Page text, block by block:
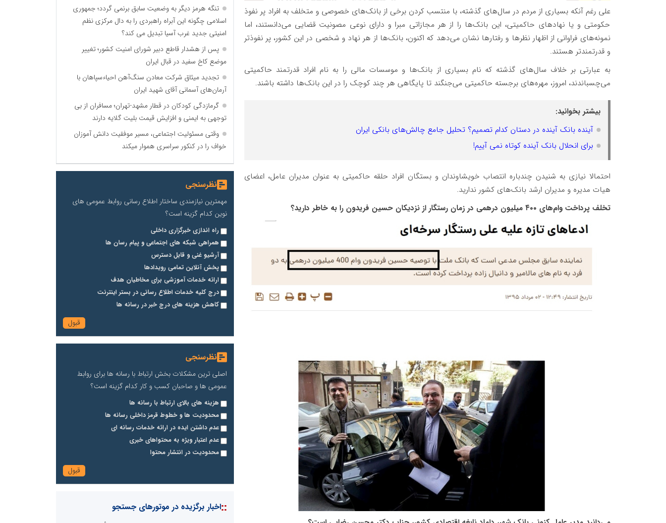
علی رغم آنکه بسیاری از مردم در سال‌های گذشته، با منتسب کردن برخی از بانک‌های خصوصی و متخلف به افراد پر نفوذ
حکومتی و یا نهاد‌های حاکمیتی، این بانک‌ها را از هر مجازاتی مبرا و دارای نوعی مصونیت قضایی می‌دانستند، اما
نمونه‌های فراوانی از اظهار نظر‌ها و رفتار‌ها نشان می‌دهد که اکنون، بانک‌ها از هر نهاد و شخصی در این کشور، پر نفوذ‌تر
و قدرتمند‌تر هستند.
به عبارتی بر خلاف سال‌های گذشته که نام بسیاری از بانک‌ها و موسسات مالی را به نام افراد قدرتمند حاکمیتی
می‌چسباندند، امروز، مهره‌های برجسته حاکمیتی می‌جنگند تا پایگاهی هر چند کوچک را در این بانک‌ها داشته باشند.
بیشتر بخوانید:
آینده بانک آینده در دستان کدام تصمیم؟ تحلیل جامع چالش‌های بانکی ایران
برای انحلال بانک آینده کوتاه نمی آییم!
احتمالا نیازی به شنیدن چندباره انتصاب خویشاوندان و بستگان افراد حلقه حاکمیتی به عنوان مدیران عامل، اعضای
هیات مدیره و مدیران ارشد بانک‌های کشور ندارید.
تخلف پرداخت وام‌های ۴۰۰ میلیون درهمی در زمان رستگار از نزدیکان حسین فریدون را به خاطر دارید؟
تنگه هرمز دیگر به وضعیت سابق برنمی گردد؛ جمهوری
اسلامی چگونه این آبراه راهبردی را به دال مرکزی نظم
امنیتی جدید غرب آسیا تبدیل می کند؟
پس از هشدار قاطع دبیر شورای امنیت کشور؛ تغییر
موضع کاخ سفید در قبال ایران
تجدید میثاق شرکت معادن سنگ‌آهن احیاءسپاهان با
آرمان‌های آسمانی آقای شهید ایران
گرمازدگی کودکان در قطار مشهد-تهران؛ مسافران از بی
توجهی به ایمنی و افزایش قیمت بلیت گلایه دارند
وقتی مسئولیت اجتماعی، مسیر موفقیت دانش آموزان
خواف را در کنکور سراسری هموار میکند
نظرسنجی
مهمترین نیازمندی ساختار اطلاع رسانی روابط عمومی های
نوین کدام گزینه است؟
راه اندازی خبرگزاری داخلی
همراهی شبکه های اجتماعی و پیام رسان ها
آرشیو غنی و قابل دسترس
پخش آنلاین تمامی رویدادها
ارائه خدمات آموزشی برای مخاطیان هدف
درج کلیه خدمات اطلاع رسانی در بستر اینترنت
کاهش هزینه های درج خبر در رسانه ها
نظرسنجی
اصلی ترین مشکلات بخش ارتباط با رسانه ها برای روابط
عمومی ها و صاحبان کسب و کار کدام گزینه است؟
هزینه های بالای ارتباط با رسانه ها
محدودیت ها و خطوط قرمز داخلی رسانه ها
عدم داشتن ایده در ارائه خدمات رسانه ای
عدم اعتبار ویژه به محتواهای خبری
محدودیت در انتشار محتوا
::اخبار برگزیده در موتورهای جستجو